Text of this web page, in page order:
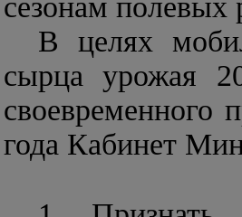
сезонам полевых
В целях
сырца урожая
своевременного
года Кабинет